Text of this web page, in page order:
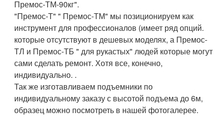
Премос-ТМ-90кг".
"Премос-Т" " Премос-ТМ" мы позиционируем как
инструмент для профессионалов (имеет ряд опций.
которые отсутствуют в дешевых моделях, а Премос-
ТЛ и Премос-ТБ " для рукастых" людей которые могут
сами сделать ремонт. Хотя все, конечно,
индивидуально. .
Так же изготавливаем подъемники по
индивидуальному заказу с высотой подъема до 6м,
образец можно посмотреть в нашей фотогалерее.